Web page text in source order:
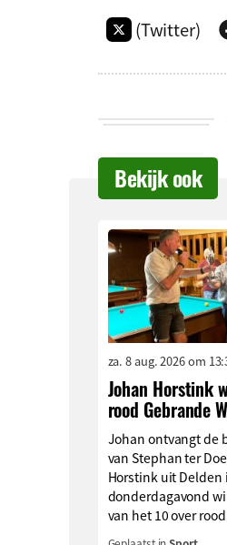
(Twitter)
Bekijk ook
za. 8 aug. 2026 om
Johan Horstink
rood Gebrande
Johan ontvangt de
van Stephan ter
Horstink uit Delden
donderdagavond
van het 10 over